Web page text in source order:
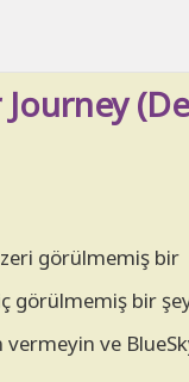
görülmemiş bir
görülmemiş bir
ve